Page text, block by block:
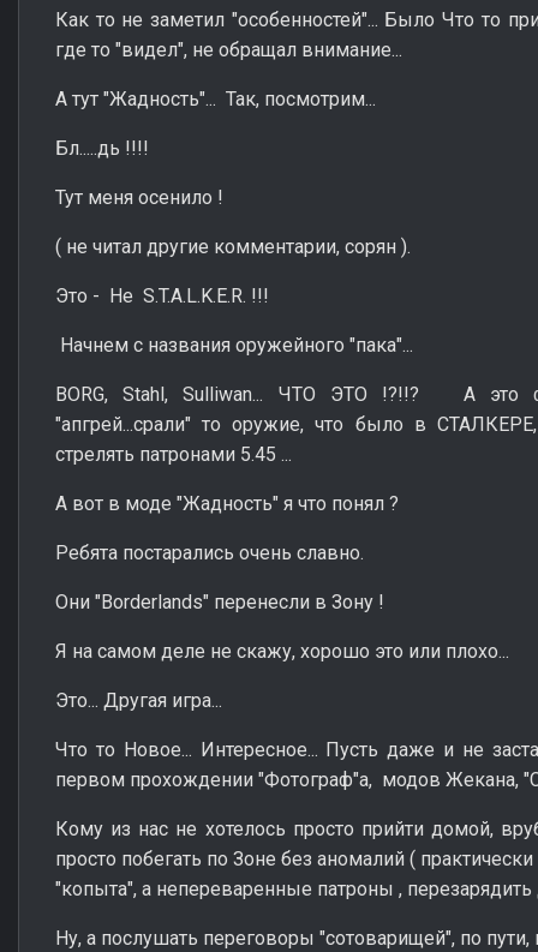
Как то не заметил "особенностей"... Было Что то
где то "видел", не обращал внимание...
А тут "Жадность"... Так, посмотрим...
Бл.....дь !!!!
Тут меня осенило !
( не читал другие комментарии, сорян ).
Это - Не S.T.A.L.K.E.R. !!!
Начнем с названия оружейного "пака"...
BORG, Stahl, Sulliwan... ЧТО ЭТО !?!!? А это
"апгрей...срали" то оружие, что было в
стрелять патронами 5.45 ...
А вот в моде "Жадность" я что понял ?
Ребята постарались очень славно.
Они "Borderlands" перенесли в Зону !
Я на самом деле не скажу, хорошо это или плохо...
Это... Другая игра...
Что то Новое... Интересное... Пусть даже и не
первом прохождении "Фотограф"а, модов Жекана,
Кому из нас не хотелось просто прийти домой,
просто побегать по Зоне без аномалий (
"копыта", а непереваренные патроны , перезарядить
Ну, а послушать переговоры "сотоварищей", по